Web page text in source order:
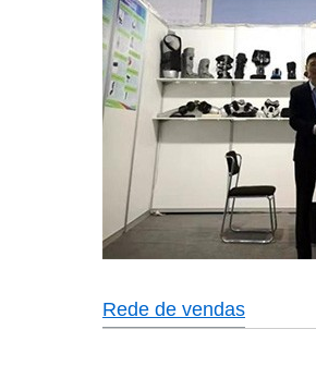
Rede de vendas